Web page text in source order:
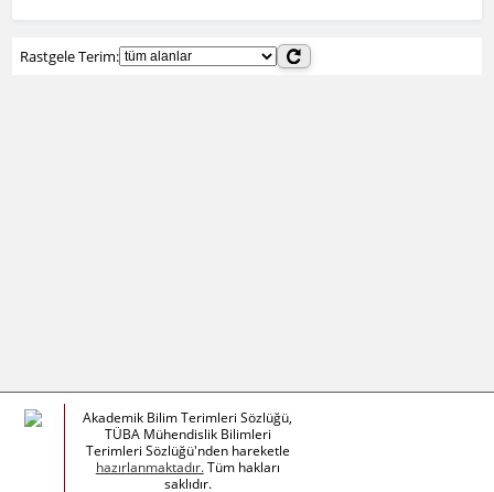
Rastgele Terim:
Akademik Bilim Terimleri Sözlüğü,
TÜBA Mühendislik Bilimleri
Terimleri Sözlüğü'nden hareketle
hazırlanmaktadır.Tüm hakları
saklıdır.